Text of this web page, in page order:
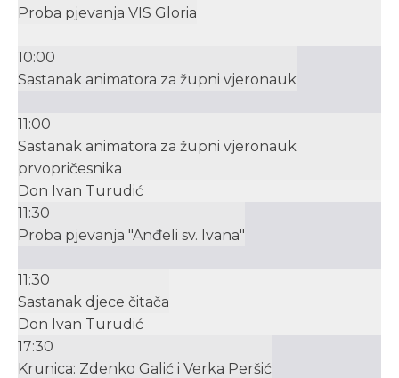
Proba pjevanja VIS Gloria
10:00
Sastanak animatora za župni vjeronauk
11:00
Sastanak animatora za župni vjeronauk
prvopričesnika
Don Ivan Turudić
11:30
Proba pjevanja "Anđeli sv. Ivana"
11:30
Sastanak djece čitača
Don Ivan Turudić
17:30
Krunica: Zdenko Galić i Verka Peršić